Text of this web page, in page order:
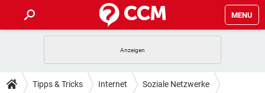
MENU
ANDROID IOS
TIPPS & TRICKS
Tipps & Tricks Internet Soziale Netzwerke